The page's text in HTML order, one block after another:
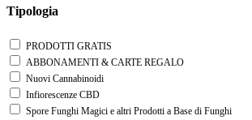
Tipologia
PRODOTTI GRATIS
ABBONAMENTI & CARTE REGALO
Nuovi Cannabinoidi
Infiorescenze CBD
Spore Funghi Magici e altri Prodotti a Base di Funghi